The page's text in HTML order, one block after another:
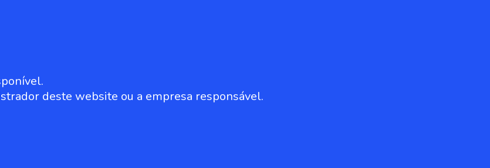
deste website ou a empresa responsável.